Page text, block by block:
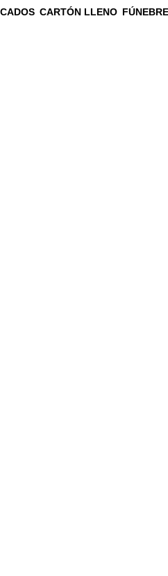
CARTÓN LLENO